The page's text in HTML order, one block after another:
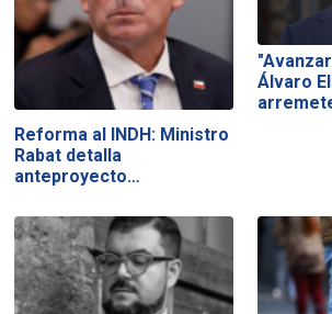
Reforma al INDH: Ministro
Rabat detalla
anteproyecto…
Álvaro